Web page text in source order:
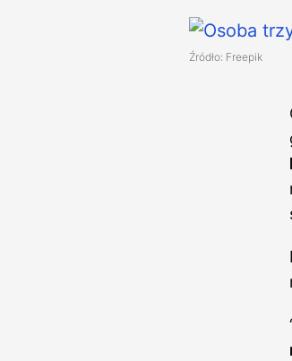
Źródło: Freepik